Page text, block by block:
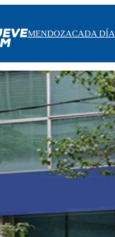
MENDOZACADA DÍA